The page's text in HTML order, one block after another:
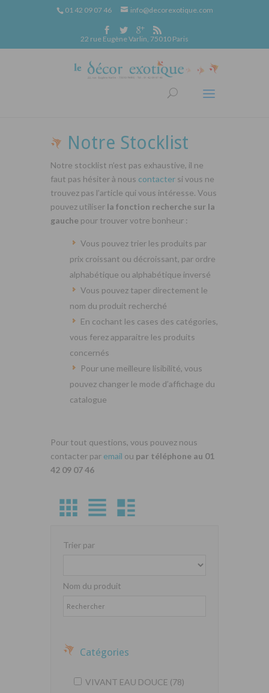
01 42 09 07 46 info@decorexotique.com
22 rue Eugène Varlin, 75010 Paris
Notre Stocklist
Notre stocklist n’est pas exhaustive, il ne
faut pas hésiter à nous contacter si vous ne
trouvez pas l’article qui vous intéresse. Vous
pouvez utiliser la fonction recherche sur la
gauche pour trouver votre bonheur :
Vous pouvez trier les produits par
prix croissant ou décroissant, par ordre
alphabétique ou alphabétique inversé
Vous pouvez taper directement le
nom du produit recherché
En cochant les cases des catégories,
vous ferez apparaitre les produits
concernés
Pour une meilleure lisibilité, vous
pouvez changer le mode d’affichage du
catalogue
Pour tout questions, vous pouvez nous
contacter par email ou par téléphone au 01
42 09 07 46
Trier par
Nom du produit
Catégories
VIVANT EAU DOUCE (78)